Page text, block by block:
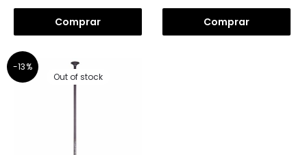
Comprar Comprar
-13%
Out of stock